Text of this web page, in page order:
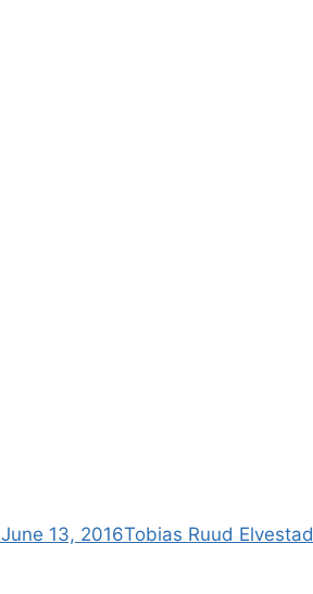
June 13, 2016Tobias Ruud Elvestad